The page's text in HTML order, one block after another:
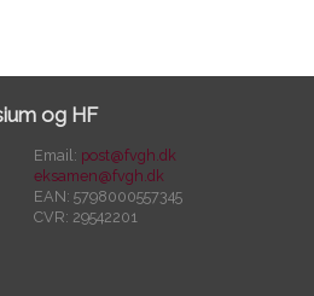
og HF
Email: post@fvgh.dk
eksamen@fvgh.dk
EAN: 5798000557345
CVR: 29542201